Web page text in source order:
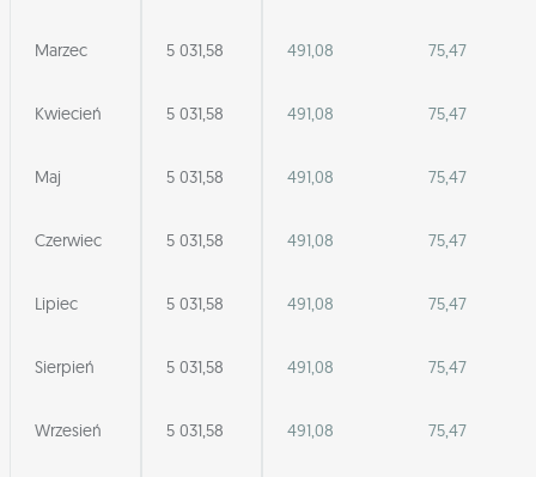
Marzec 5 031,58 491,08 75,47
Kwiecień 5 031,58 491,08 75,47
Maj 5 031,58 491,08 75,47
Czerwiec 5 031,58 491,08 75,47
Lipiec 5 031,58 491,08 75,47
Sierpień 5 031,58 491,08 75,47
Wrzesień 5 031,58 491,08 75,47